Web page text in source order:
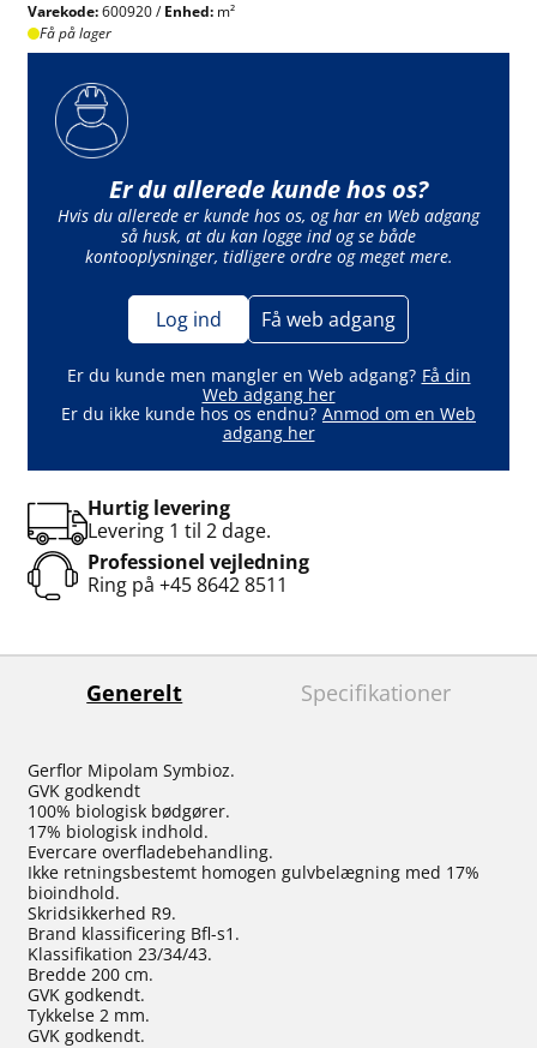
Varekode:600920 /Enhed: m²
Få på lager
Er du allerede kunde hos os?
Hvis du allerede er kunde hos os, og har en Web adgang
så husk, at du kan logge ind og se både
kontooplysninger, tidligere ordre og meget mere.
Log ind Få web adgang
Er du kunde men mangler en Web adgang? Få din
Web adgang her
Er du ikke kunde hos os endnu? Anmod om en Web
adgang her
Hurtig levering
Levering 1 til 2 dage.
Professionel vejledning
Ring på +45 8642 8511
Generelt Specifikationer
Gerflor Mipolam Symbioz.
GVK godkendt
100% biologisk bødgører.
17% biologisk indhold.
Evercare overfladebehandling.
Ikke retningsbestemt homogen gulvbelægning med 17%
bioindhold.
Skridsikkerhed R9.
Brand klassificering Bfl-s1.
Klassifikation 23/34/43.
Bredde 200 cm.
GVK godkendt.
Tykkelse 2 mm.
GVK godkendt.